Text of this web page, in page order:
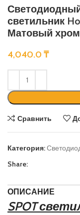
светильник
Матовый хром
4,040.0 ₸
Сравнить
Категория:
Share:
ОПИСАНИЕ
SPOT